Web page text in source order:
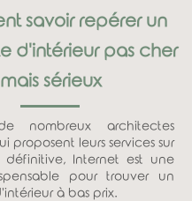
savoir repérer un
d'intérieur pas cher
mais sérieux
nombreux architectes
proposent leurs services sur
définitive, Internet est une
pour trouver un
à bas prix.